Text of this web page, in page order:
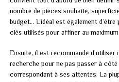
nombre de pièces souhaité,
budget… L’idéal est également
clés utilisés pour affiner au
Ensuite, il est recommandé d’utiliser
recherche pour ne pas passer à côté
correspondant à ses attentes. La